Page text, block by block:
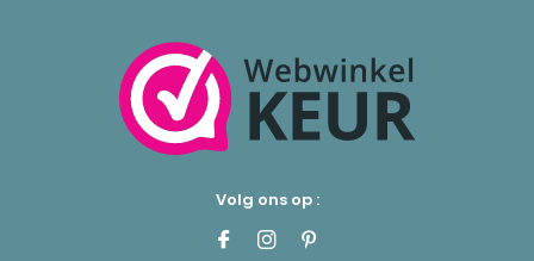
Volg ons op :